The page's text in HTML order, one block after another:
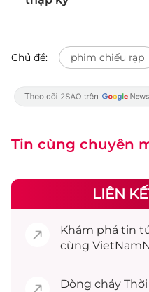
Chủ đề: phim chiếu rạp
Tin cùng chuyên
LIÊN
Khám phá tin
cùng
Dòng chảy